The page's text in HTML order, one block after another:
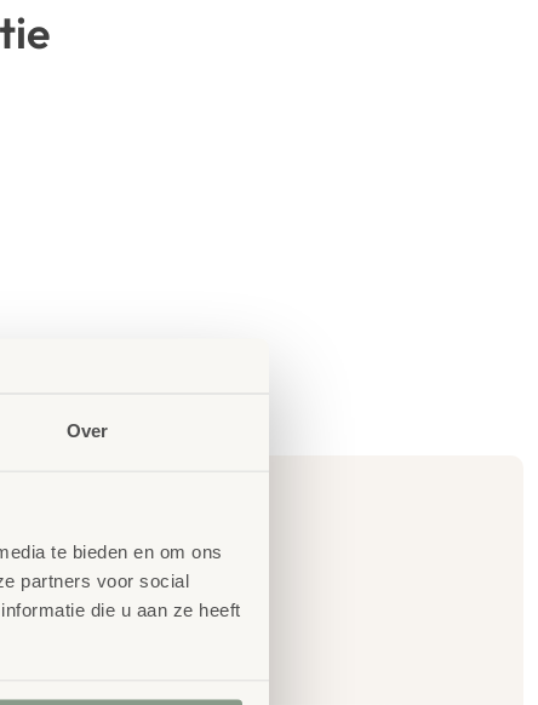
Over
te bieden en om ons
partners voor social
die u aan ze heeft